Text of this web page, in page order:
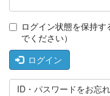
ログイン状態を保持
でください）
ログイン
ID・パスワードをお忘